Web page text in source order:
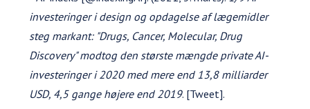
investeringer i design og opdagelse af lægemidler
steg markant: "Drugs, Cancer, Molecular, Drug
Discovery" modtog den største mængde private AI-
investeringer i 2020 med mere end 13,8 milliarder
USD, 4,5 gange højere end 2019. [Tweet].